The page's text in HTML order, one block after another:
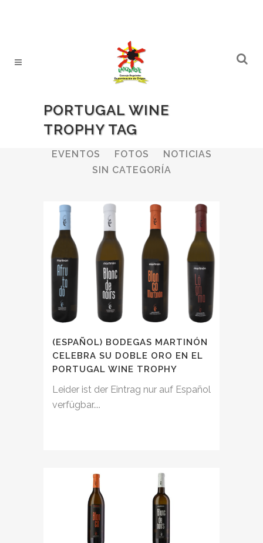
PORTUGAL WINE
TROPHY TAG
ALL BODEGAS
EVENTOS
FOTOS
NOTICIAS
SIN CATEGORÍA
(ESPAÑOL) BODEGAS MARTINÓN
CELEBRA SU DOBLE ORO EN EL
PORTUGAL WINE TROPHY
Leider ist der Eintrag nur auf Español
verfügbar....